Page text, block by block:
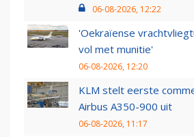
06-08-2026, 12:22
'Oekraïense
vol met munitie'
06-08-2026, 12:20
KLM stelt eerste
Airbus A350-900 uit
06-08-2026, 11:17